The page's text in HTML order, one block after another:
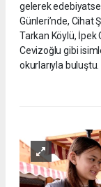
gelerek
Günleri’nde, Cihat
Tarkan Köylü, İpek
Cevizoğlu gibi
okurlarıyla buluştu.